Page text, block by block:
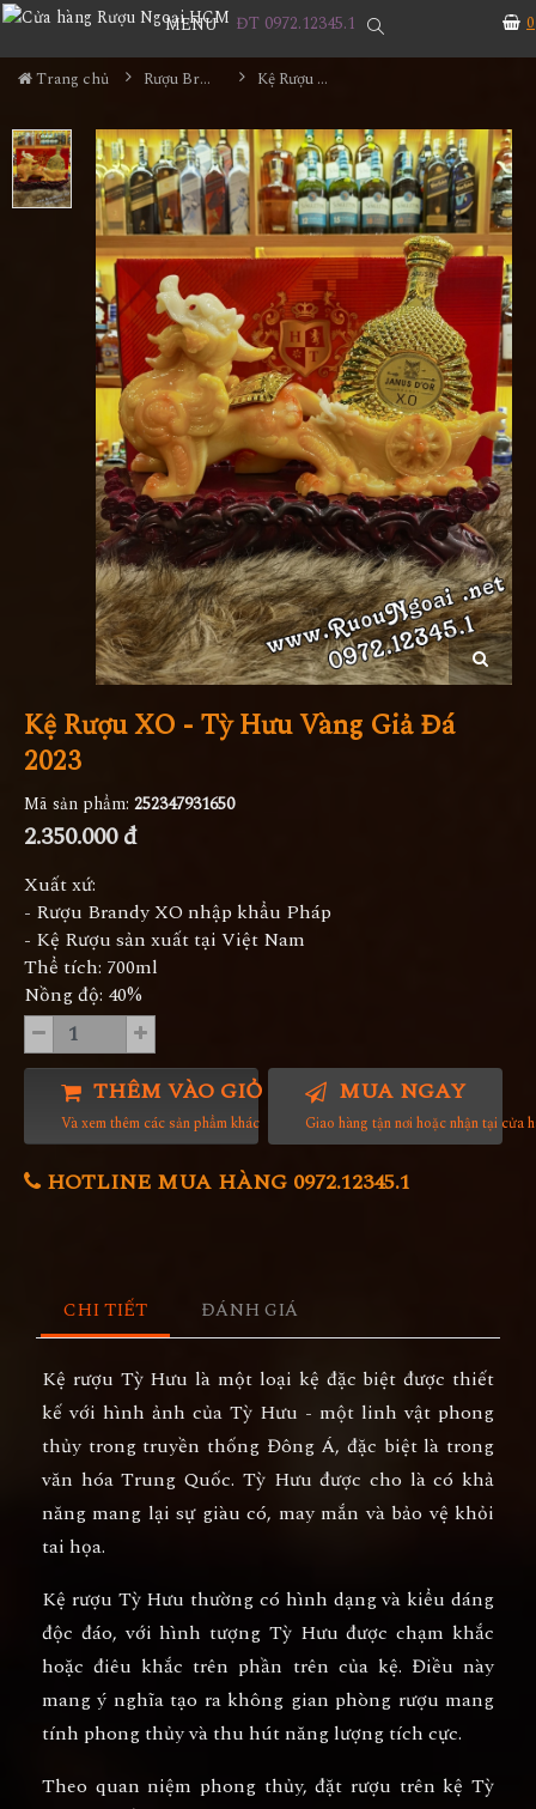
0
MENU ĐT 0972.12345.1
Trang chủ Rượu Brandy Kệ Rượu XO - Tỳ Hưu Vàng Giả Đá 2023
Kệ Rượu XO - Tỳ Hưu Vàng Giả Đá
2023
Mã sản phẩm: 252347931650
2.350.000 đ
Xuất xứ:
- Rượu Brandy XO nhập khẩu Pháp
- Kệ Rượu sản xuất tại Việt Nam
Thể tích: 700ml
Nồng độ: 40%
THÊM VÀO GIỎ HÀNG
Và xem thêm các sản phẩm khác
MUA NGAY
Giao hàng tận nơi hoặc nhận tại cửa
HOTLINE MUA HÀNG 0972.12345.1
CHI TIẾT ĐÁNH GIÁ
Kệ rượu Tỳ Hưu là một loại kệ đặc biệt được thiết
kế với hình ảnh của Tỳ Hưu - một linh vật phong
thủy trong truyền thống Đông Á, đặc biệt là trong
văn hóa Trung Quốc. Tỳ Hưu được cho là có khả
năng mang lại sự giàu có, may mắn và bảo vệ khỏi
tai họa.
Kệ rượu Tỳ Hưu thường có hình dạng và kiểu dáng
độc đáo, với hình tượng Tỳ Hưu được chạm khắc
hoặc điêu khắc trên phần trên của kệ. Điều này
mang ý nghĩa tạo ra không gian phòng rượu mang
tính phong thủy và thu hút năng lượng tích cực.
Theo quan niệm phong thủy, đặt rượu trên kệ Tỳ